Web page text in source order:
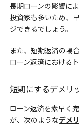
長期ローンの影響に
投資家も多いため、
ジできるでしょう。
また、短期返済の場合
ローン返済における
短期にするデメリ
ローン返済を素早く
が、次のようなデメ